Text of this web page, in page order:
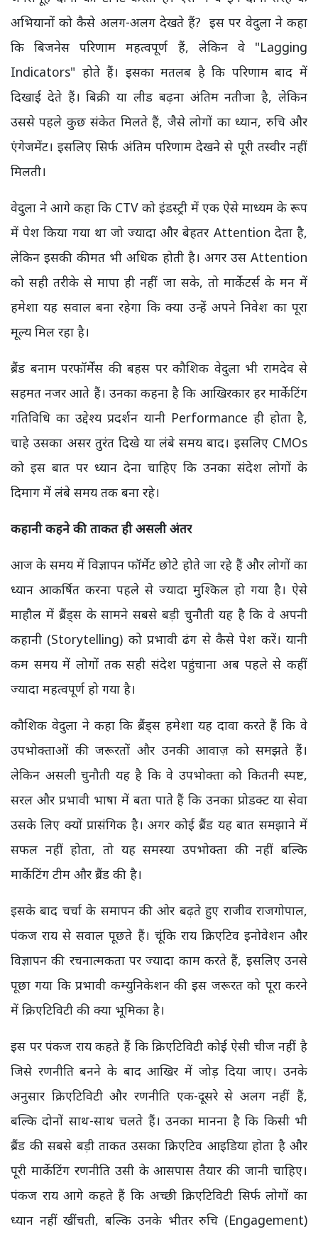
अभियानों को कैसे अलग-अलग देखते हैं? इस पर वेदुला ने कहा
कि बिजनेस परिणाम महत्वपूर्ण हैं, लेकिन वे "Lagging
Indicators" होते हैं। इसका मतलब है कि परिणाम बाद में
दिखाई देते हैं। बिक्री या लीड बढ़ना अंतिम नतीजा है, लेकिन
उससे पहले कुछ संकेत मिलते हैं, जैसे लोगों का ध्यान, रुचि और
एंगेजमेंट। इसलिए सिर्फ अंतिम परिणाम देखने से पूरी तस्वीर नहीं
मिलती।
वेदुला ने आगे कहा कि CTV को इंडस्ट्री में एक ऐसे माध्यम के रूप
में पेश किया गया था जो ज्यादा और बेहतर Attention देता है,
लेकिन इसकी कीमत भी अधिक होती है। अगर उस Attention
को सही तरीके से मापा ही नहीं जा सके, तो मार्केटर्स के मन में
हमेशा यह सवाल बना रहेगा कि क्या उन्हें अपने निवेश का पूरा
मूल्य मिल रहा है।
ब्रैंड बनाम परफॉर्मेंस की बहस पर कौशिक वेदुला भी रामदेव से
सहमत नजर आते हैं। उनका कहना है कि आखिरकार हर मार्केटिंग
गतिविधि का उद्देश्य प्रदर्शन यानी Performance ही होता है,
चाहे उसका असर तुरंत दिखे या लंबे समय बाद। इसलिए CMOs
को इस बात पर ध्यान देना चाहिए कि उनका संदेश लोगों के
दिमाग में लंबे समय तक बना रहे।
कहानी कहने की ताकत ही असली अंतर
आज के समय में विज्ञापन फॉर्मेट छोटे होते जा रहे हैं और लोगों का
ध्यान आकर्षित करना पहले से ज्यादा मुश्किल हो गया है। ऐसे
माहौल में ब्रैंड्स के सामने सबसे बड़ी चुनौती यह है कि वे अपनी
कहानी (Storytelling) को प्रभावी ढंग से कैसे पेश करें। यानी
कम समय में लोगों तक सही संदेश पहुंचाना अब पहले से कहीं
ज्यादा महत्वपूर्ण हो गया है।
कौशिक वेदुला ने कहा कि ब्रैंड्स हमेशा यह दावा करते हैं कि वे
उपभोक्ताओं की जरूरतों और उनकी आवाज़ को समझते हैं।
लेकिन असली चुनौती यह है कि वे उपभोक्ता को कितनी स्पष्ट,
सरल और प्रभावी भाषा में बता पाते हैं कि उनका प्रोडक्ट या सेवा
उसके लिए क्यों प्रासंगिक है। अगर कोई ब्रैंड यह बात समझाने में
सफल नहीं होता, तो यह समस्या उपभोक्ता की नहीं बल्कि
मार्केटिंग टीम और ब्रैंड की है।
इसके बाद चर्चा के समापन की ओर बढ़ते हुए राजीव राजगोपाल,
पंकज राय से सवाल पूछते हैं। चूंकि राय क्रिएटिव इनोवेशन और
विज्ञापन की रचनात्मकता पर ज्यादा काम करते हैं, इसलिए उनसे
पूछा गया कि प्रभावी कम्युनिकेशन की इस जरूरत को पूरा करने
में क्रिएटिविटी की क्या भूमिका है।
इस पर पंकज राय कहते हैं कि क्रिएटिविटी कोई ऐसी चीज नहीं है
जिसे रणनीति बनने के बाद आखिर में जोड़ दिया जाए। उनके
अनुसार क्रिएटिविटी और रणनीति एक-दूसरे से अलग नहीं हैं,
बल्कि दोनों साथ-साथ चलते हैं। उनका मानना है कि किसी भी
ब्रैंड की सबसे बड़ी ताकत उसका क्रिएटिव आइडिया होता है और
पूरी मार्केटिंग रणनीति उसी के आसपास तैयार की जानी चाहिए।
पंकज राय आगे कहते हैं कि अच्छी क्रिएटिविटी सिर्फ लोगों का
ध्यान नहीं खींचती, बल्कि उनके भीतर रुचि (Engagement)